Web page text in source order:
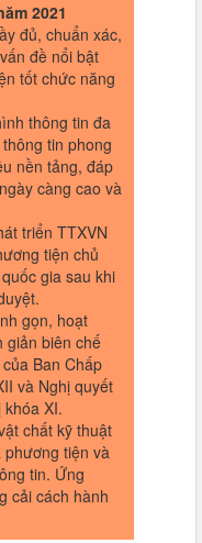
2021
đủ, chuẩn xác,
đề nổi bật
tốt chức năng
thông tin đa
tin phong
nền tảng, đáp
càng cao và
triển TTXVN
tiện chủ
gia sau khi
gọn, hoạt
giản biên chế
Ban Chấp
và Nghị quyết
XI.
chất kỹ thuật
phương tiện và
tin. Ứng
cải cách hành